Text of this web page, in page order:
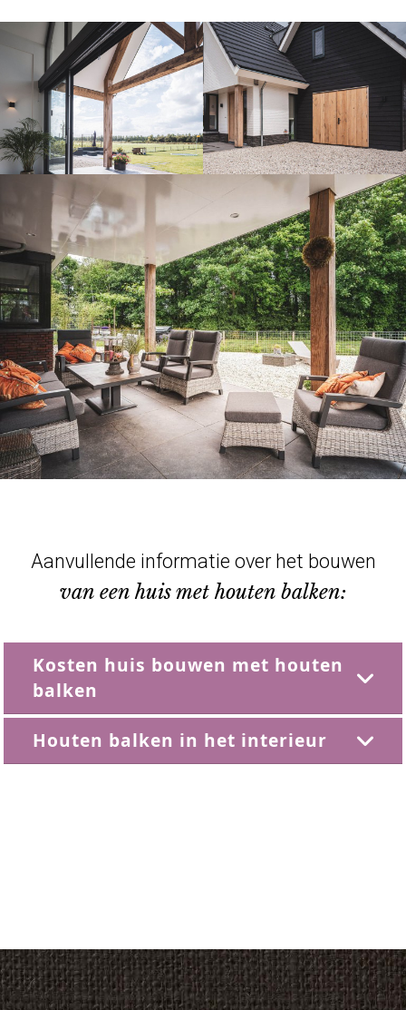
Aanvullende informatie over het bouwen
van een huis met houten balken:
Kosten huis bouwen met houten
balken
Houten balken in het interieur